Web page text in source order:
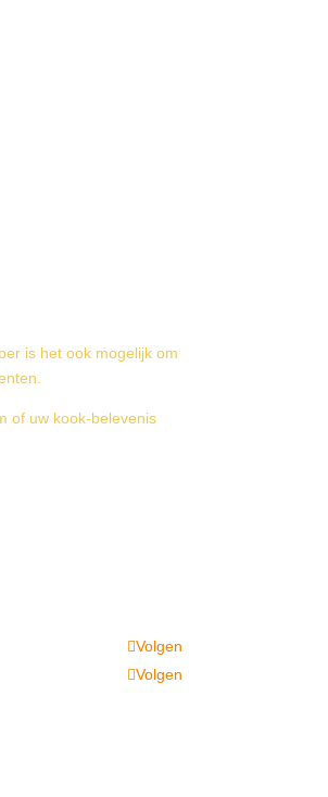
is het ook mogelijk om
of uw kook-belevenis
Volgen
Volgen